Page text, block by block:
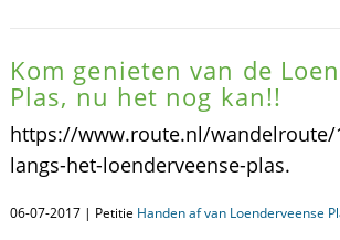
Kom genieten van de
Plas, nu het nog kan!!
https://www.route.nl/wandelroute/
langs-het-loenderveense-plas.
06-07-2017 | Petitie Handen af van Loenderveense